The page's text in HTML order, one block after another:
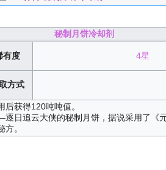
秘制月饼冷却剂
有度 4星
方式
后获得120吨吨值。
日追云大侠的秘制月饼，据说采用了《
方。